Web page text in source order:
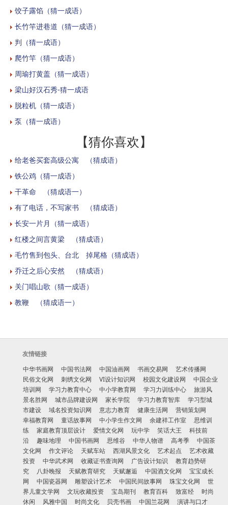
饺子露馅（猜一成语）
长竹竿进巷道（猜一成语）
判（猜一成语）
爬竹竿（猜一成语）
周瑜打黄盖（猜一成语）
梁山好汉石秀-猜一成语
脱粒机（猜一成语）
泵（猜一成语）
【猜你喜欢】
给老爸买套高级公寓 （猜成语）
铁公鸡（猜一成语）
干革命 （猜成语一）
有了电话，不写家书 （猜成语）
长安一片月（猜一成语）
红楼之间言黄梁 （猜成语）
毛竹售到包头、台北 掉尾格（猜成语）
乔迁之后心安然 （猜成语）
关门唱山歌（猜一成语）
教鞭 （猜成语一）
友情链接
中华书画网
中国书法网 中国油画网 书画交易网
艺术传播网
民俗文化网
刺绣文化网 VI设计知识网 校园文化建设网
中国企业
培训网
学习力教育中心 中小学教育网 学习力训练中心
旅游风
景名胜网
城市品牌建设网 家长学院 学习力教育智库
学习型城
市建设
域名投资知识网 意志力教育 健康生活网
营销策划网
幸福教育网
童话故事网 中小学生作文网 余建祥工作室
思维训
练
家庭教育顶层设计 爱情文化网 玩中学 笑话大王
科技前
沿
趣味地理 中国书画网 思维谷 中华人物谱 高考季
中国茶
文化网
作文评论 天赋车站 西湖风景文化 艺术起点
艺术收藏
投资
中华武术网 收藏证书查询网 广告设计知识
教育趋势研
究
八卦晚报 天赋教育研究 天赋邂逅 中国酒文化网
宝宝成长
网
中国瓷器网 雕塑设计艺术 中国民间故事网 珠宝文化网
世
界儿童文学网
文玩收藏投资 宝岛期刊 教育百科 致富经
时尚
休闲
风雅中国 时尚文化 贝壳书画 中国兰花网 演讲与口才